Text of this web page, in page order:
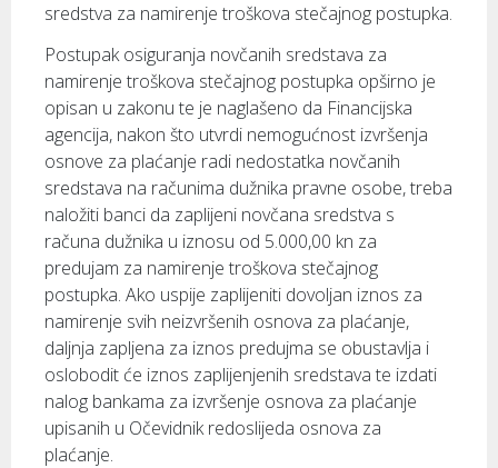
sredstva za namirenje troškova stečajnog postupka.
Postupak osiguranja novčanih sredstava za
namirenje troškova stečajnog postupka opširno je
opisan u zakonu te je naglašeno da Financijska
agencija, nakon što utvrdi nemogućnost izvršenja
osnove za plaćanje radi nedostatka novčanih
sredstava na računima dužnika pravne osobe, treba
naložiti banci da zaplijeni novčana sredstva s
računa dužnika u iznosu od 5.000,00 kn za
predujam za namirenje troškova stečajnog
postupka. Ako uspije zaplijeniti dovoljan iznos za
namirenje svih neizvršenih osnova za plaćanje,
daljnja zapljena za iznos predujma se obustavlja i
oslobodit će iznos zaplijenjenih sredstava te izdati
nalog bankama za izvršenje osnova za plaćanje
upisanih u Očevidnik redoslijeda osnova za
plaćanje.